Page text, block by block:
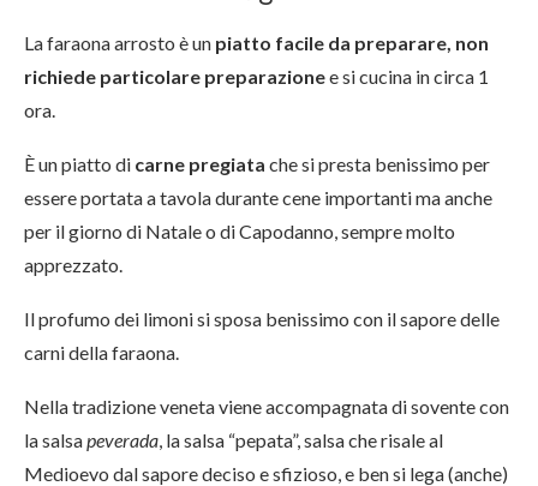
La faraona arrosto è un piatto facile da preparare, non
richiede particolare preparazionee si cucina in circa 1
ora.
È un piatto di carne pregiata che si presta benissimo per
essere portata a tavola durante cene importanti ma anche
per il giorno di Natale o di Capodanno, sempre molto
apprezzato.
Il profumo dei limoni si sposa benissimo con il sapore delle
carni della faraona.
Nella tradizione veneta viene accompagnata di sovente con
la salsapeverada , la salsa “pepata”, salsa che risale al
Medioevo dal sapore deciso e sfizioso, e ben si lega (anche)